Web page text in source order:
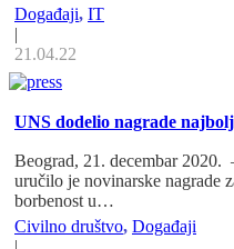
Događaji, IT
|
21.04.22
UNS dodelio nagrade
Beograd, 21. decembar
uručilo je novinarske nagrade
borbenost u…
Civilno društvo, Događaji